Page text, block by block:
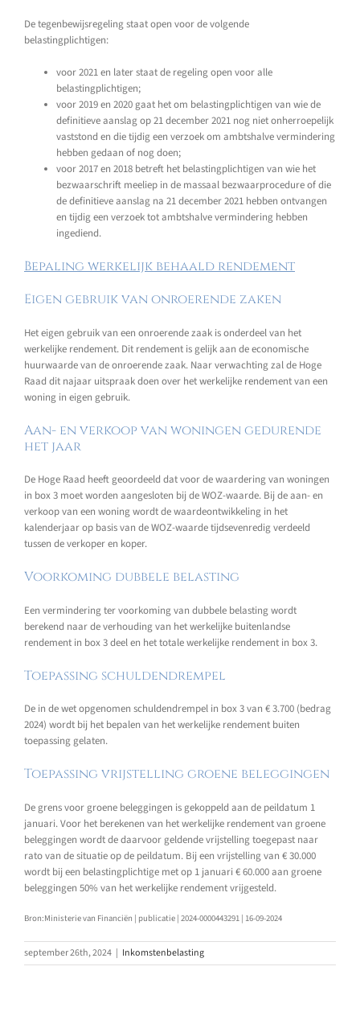
De tegenbewijsregeling staat open voor de volgende
belastingplichtigen:
voor 2021 en later staat de regeling open voor alle
belastingplichtigen;
voor 2019 en 2020 gaat het om belastingplichtigen van wie de
definitieve aanslag op 21 december 2021 nog niet onherroepelijk
vaststond en die tijdig een verzoek om ambtshalve vermindering
hebben gedaan of nog doen;
voor 2017 en 2018 betreft het belastingplichtigen van wie het
bezwaarschrift meeliep in de massaal bezwaarprocedure of die
de definitieve aanslag na 21 december 2021 hebben ontvangen
en tijdig een verzoek tot ambtshalve vermindering hebben
ingediend.
Bepaling werkelijk behaald rendement
Eigen gebruik van onroerende zaken
Het eigen gebruik van een onroerende zaak is onderdeel van het
werkelijke rendement. Dit rendement is gelijk aan de economische
huurwaarde van de onroerende zaak. Naar verwachting zal de Hoge
Raad dit najaar uitspraak doen over het werkelijke rendement van een
woning in eigen gebruik.
Aan- en verkoop van woningen gedurende
het jaar
De Hoge Raad heeft geoordeeld dat voor de waardering van woningen
in box 3 moet worden aangesloten bij de WOZ-waarde. Bij de aan- en
verkoop van een woning wordt de waardeontwikkeling in het
kalenderjaar op basis van de WOZ-waarde tijdsevenredig verdeeld
tussen de verkoper en koper.
Voorkoming dubbele belasting
Een vermindering ter voorkoming van dubbele belasting wordt
berekend naar de verhouding van het werkelijke buitenlandse
rendement in box 3 deel en het totale werkelijke rendement in box 3.
Toepassing schuldendrempel
De in de wet opgenomen schuldendrempel in box 3 van € 3.700 (bedrag
2024) wordt bij het bepalen van het werkelijke rendement buiten
toepassing gelaten.
Toepassing vrijstelling groene beleggingen
De grens voor groene beleggingen is gekoppeld aan de peildatum 1
januari. Voor het berekenen van het werkelijke rendement van groene
beleggingen wordt de daarvoor geldende vrijstelling toegepast naar
rato van de situatie op de peildatum. Bij een vrijstelling van € 30.000
wordt bij een belastingplichtige met op 1 januari € 60.000 aan groene
beleggingen 50% van het werkelijke rendement vrijgesteld.
Bron:Ministerie van Financiën | publicatie | 2024-0000443291 | 16-09-2024
september 26th, 2024 | Inkomstenbelasting